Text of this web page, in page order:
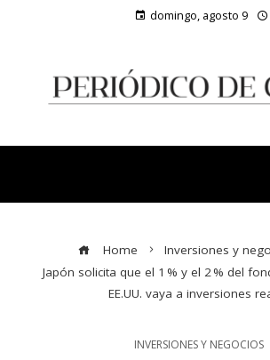
domingo, agosto 9
Home
Inversiones y
Japón solicita que el 1 % y el 2 % del
EE.UU. vaya a inversiones
INVERSIONES Y NEGOCIOS